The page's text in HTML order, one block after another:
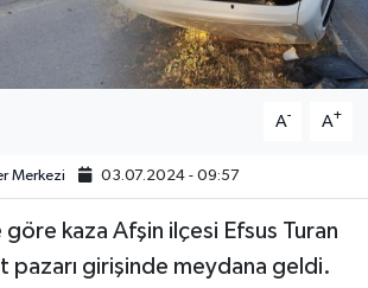
A- A+
Merkezi 03.07.2024 - 09:57
göre kaza Afşin ilçesi Efsus Turan
pazarı girişinde meydana geldi.